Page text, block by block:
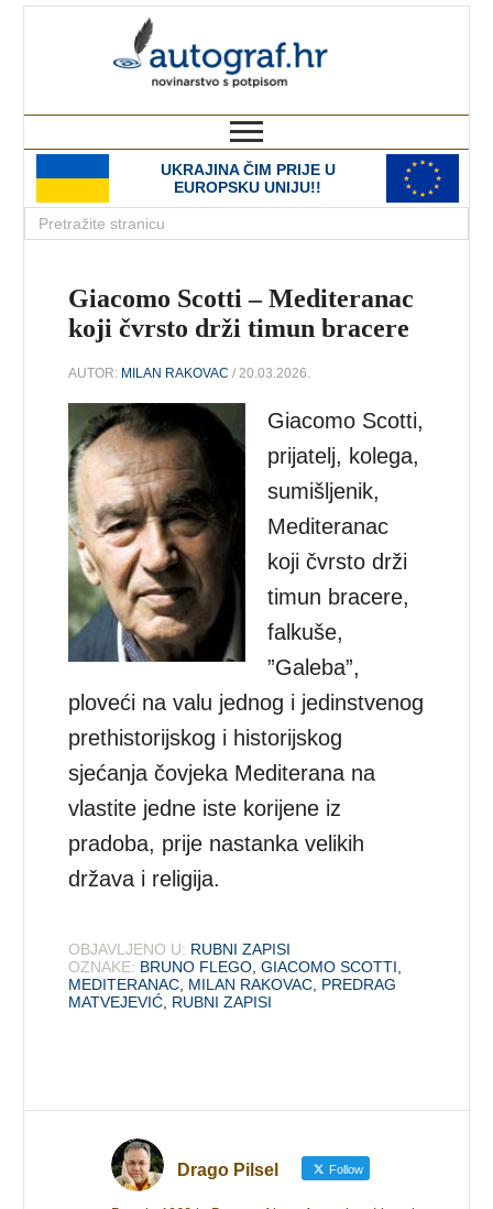
UKRAJINA ČIM PRIJE U
EUROPSKU UNIJU!!
Giacomo Scotti – Mediteranac
koji čvrsto drži timun bracere
AUTOR: MILAN RAKOVAC / 20.03.2026.
Giacomo Scotti,
prijatelj, kolega,
sumišljenik,
Mediteranac
koji čvrsto drži
timun bracere,
falkuše,
”Galeba”,
ploveći na valu jednog i jedinstvenog
prethistorijskog i historijskog
sjećanja čovjeka Mediterana na
vlastite jedne iste korijene iz
pradoba, prije nastanka velikih
država i religija.
OBJAVLJENO U: RUBNI ZAPISI
OZNAKE: BRUNO FLEGO ,GIACOMO SCOTTI
MEDITERANAC MILAN RAKOVAC PREDRAG
MATVEJEVIĆ RUBNI ZAPISI
Drago Pilsel Follow